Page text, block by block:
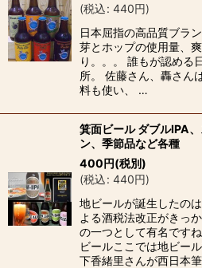
(税込: 440円)
日本屈指の高品質ブラ
芽とホップの使用量、
り。。。 誰もが認める
所。 佐藤さん、轟さん
料も使い、 …
箕面ビール ダブルIPA
ン、季節品など各種
400円(税別)
(税込: 440円)
地ビールが誕生したの
よる酒税法改正がきっ
の一つとして有名で
ビールここでは地ビー
下香緒里さんが西日本